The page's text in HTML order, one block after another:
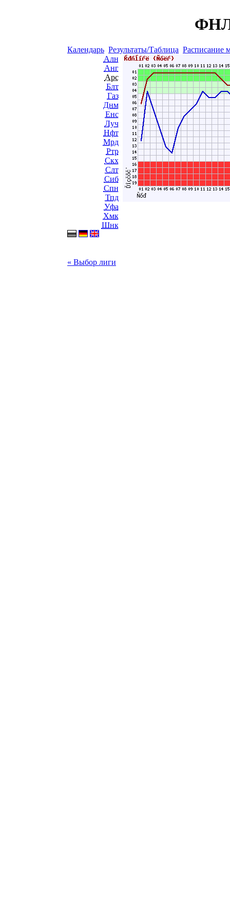
ФНЛ
Календарь Результаты/Таблица Расписание
Алн
Анг
Арс
Блт
Газ
Днм
Енс
Луч
Нфт
Мрд
Ртр
Скх
Слт
Сиб
Спн
Тпд
Уфа
Хмк
Шнк
« Выбор лиги